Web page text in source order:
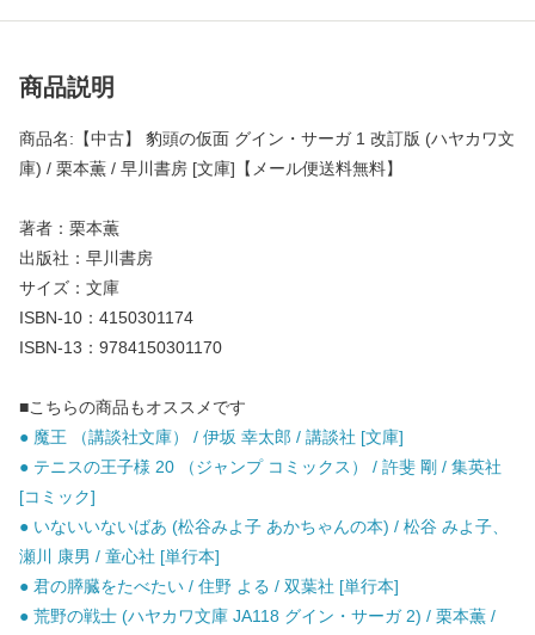
商品説明
商品名:【中古】 豹頭の仮面 グイン・サーガ 1 改訂版 (ハヤカワ文
庫) / 栗本薫 / 早川書房 [文庫]【メール便送料無料】
著者：栗本薫
出版社：早川書房
サイズ：文庫
ISBN-10：4150301174
ISBN-13：9784150301170
■こちらの商品もオススメです
● 魔王 （講談社文庫） / 伊坂 幸太郎 / 講談社 [文庫]
● テニスの王子様 20 （ジャンプ コミックス） / 許斐 剛 / 集英社
[コミック]
● いないいないばあ (松谷みよ子 あかちゃんの本) / 松谷 みよ子、
瀬川 康男 / 童心社 [単行本]
● 君の膵臓をたべたい / 住野 よる / 双葉社 [単行本]
● 荒野の戦士 (ハヤカワ文庫 JA118 グイン・サーガ 2) / 栗本薫 /